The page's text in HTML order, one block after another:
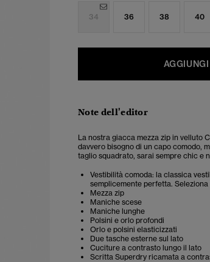
34 36 38 40
Note dell'editor
La nostra giacca mezza zip in velluto
davvero bisogno di un capo comodo,
taglio squadrato, sarai sempre chic e
Vestibilità comoda: la classica
semplicemente perfetta.
Mezza zip
Maniche scese
Maniche lunghe
Polsini e orlo profondi
Orlo e polsini elasticizzati
Due tasche esterne sul lato
Cuciture a contrasto lungo il lato
Scritta Superdry ricamata a